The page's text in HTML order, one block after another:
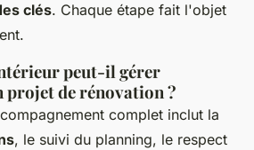
clés. Chaque étape fait l'objet
peut-il gérer
projet de rénovation ?
complet inclut la
, le suivi du planning, le respect